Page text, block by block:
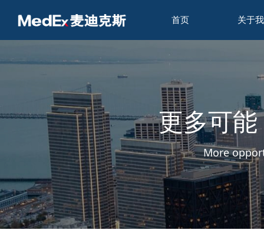
首页 关于
更多可
More